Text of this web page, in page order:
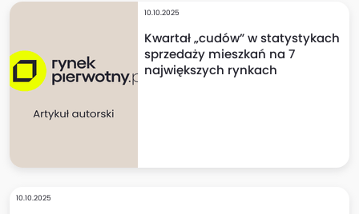
10.10.2025
Kwartał „cudów” w statystykach
sprzedaży mieszkań na 7
największych rynkach
10.10.2025